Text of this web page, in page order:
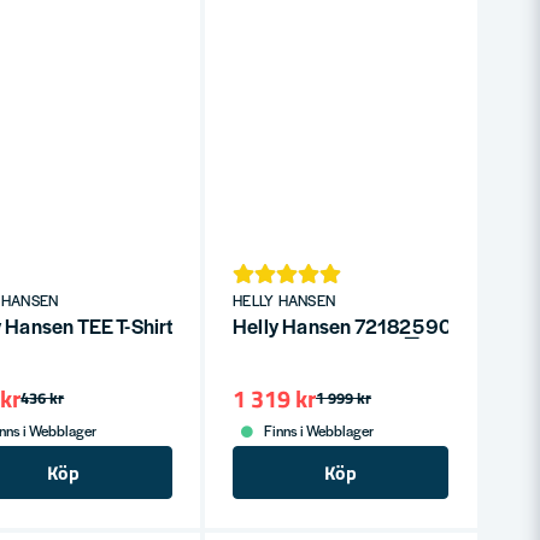
TEE T-Shirt Chelsea Evolution Svart 990
436 kr
i Webblager
Köp
HELLY HANSEN
Helly Hansen 72182_590
1 999 kr
1 319 kr
Finns i Webblager
Köp